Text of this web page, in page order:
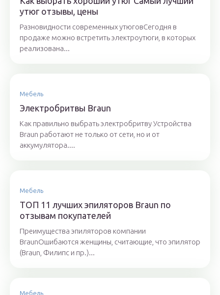
утюг отзывы, цены
Разновидности современных утюговСегодня в
продаже можно встретить электроутюги, в которых
реализована...
Мебель
Электробритвы Braun
Как правильно выбрать электробритву Устройства
Braun работают не только от сети, но и от
аккумулятора....
Мебель
ТОП 11 лучших эпиляторов Braun по
отзывам покупателей
Преимущества эпиляторов компании
BraunОшибаются женщины, считающие, что эпилятор
(Braun, Филипс и пр.)...
Мебель